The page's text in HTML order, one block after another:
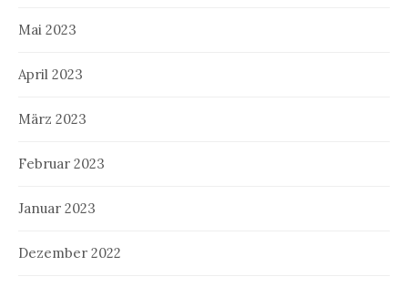
Mai 2023
April 2023
März 2023
Februar 2023
Januar 2023
Dezember 2022